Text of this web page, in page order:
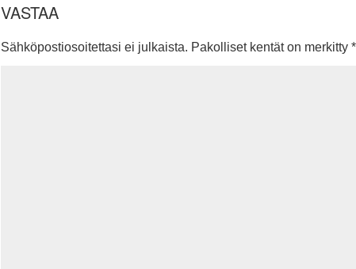
VASTAA
Sähköpostiosoitettasi ei julkaista. Pakolliset kentät on merkitty *